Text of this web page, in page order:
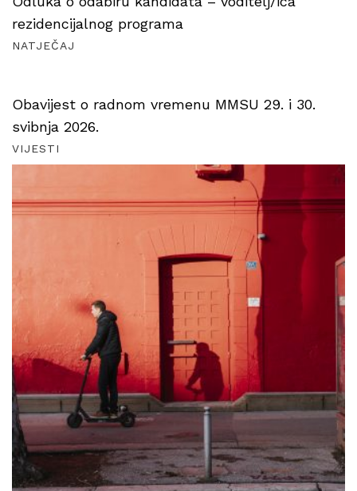
rezidencijalnog programa
NATJEČAJ
Obavijest o radnom vremenu MMSU 29. i 30.
svibnja 2026.
VIJESTI